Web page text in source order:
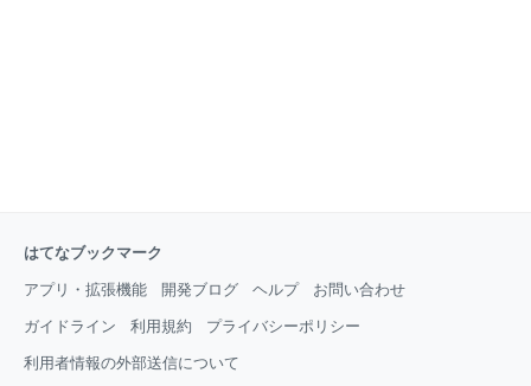
はてなブックマーク
アプリ・拡張機能 開発ブログ ヘルプ お問い合わせ
ガイドライン 利用規約 プライバシーポリシー
利用者情報の外部送信について